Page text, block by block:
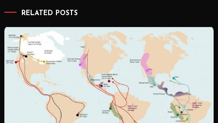
RELATED POSTS